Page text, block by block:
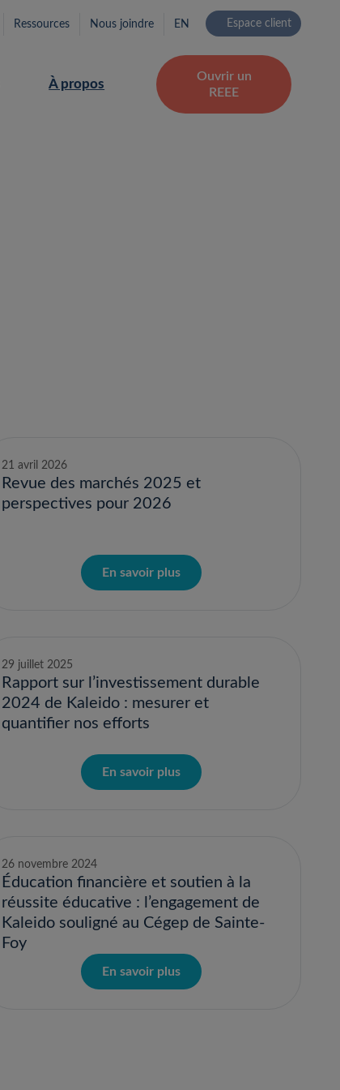
Rechercher…
Ressources Nous joindre EN Espace client
À propos
Ouvrir un
REEE
21 avril 2026
Revue des marchés 2025 et
perspectives pour 2026
En savoir plus
29 juillet 2025
Rapport sur l’investissement durable
2024 de Kaleido : mesurer et
quantifier nos efforts
En savoir plus
26 novembre 2024
Éducation financière et soutien à la
réussite éducative : l’engagement de
Kaleido souligné au Cégep de Sainte-
Foy
En savoir plus